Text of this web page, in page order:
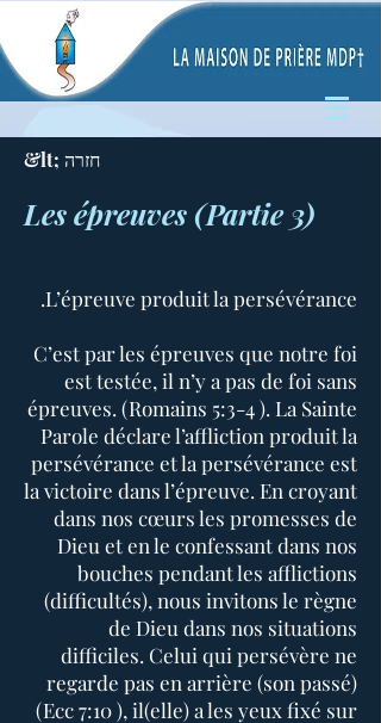
&lt; חזרה
Les épreuves (Partie 3)
L’épreuve produit la persévérance.
C’est par les épreuves que notre foi
est testée, il n’y a pas de foi sans
épreuves. (Romains 5:3-4 ). La Sainte
Parole déclare l’affliction produit la
persévérance et la persévérance est
la victoire dans l’épreuve. En croyant
dans nos cœurs les promesses de
Dieu et en le confessant dans nos
bouches pendant les afflictions
(difficultés), nous invitons le règne
de Dieu dans nos situations
difficiles. Celui qui persévère ne
regarde pas en arrière (son passé)
(Ecc 7:10 ), il(elle) a les yeux fixé sur